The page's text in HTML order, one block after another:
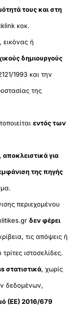
τους και στη
κοκ.
ή
δημιουργούς
1993 και την
της
εντός των
αποκλειστικά για
της πηγής
περιεχομένου
δεν φέρει
τις απόψεις ή
ιστοσελίδες.
στατιστικά, χωρίς
δεδομένων,
(ΕΕ) 2016/679